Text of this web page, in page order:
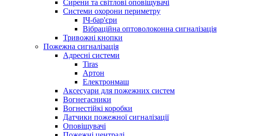
Сирени та світлові оповіщувачі
Системи охорони периметру
ІЧ-бар'єри
Вібраційна оптоволоконна сигналізація
Тривожні кнопки
Пожежна сигналізація
Адресні системи
Tiras
Артон
Електронмаш
Аксесуари для пожежних систем
Вогнегасники
Вогнестійкі коробки
Датчики пожежної сигналізації
Оповіщувачі